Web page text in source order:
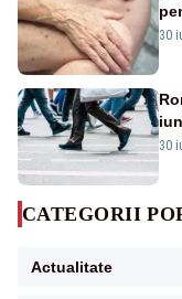
30
30
CATEGORII
Actualitate